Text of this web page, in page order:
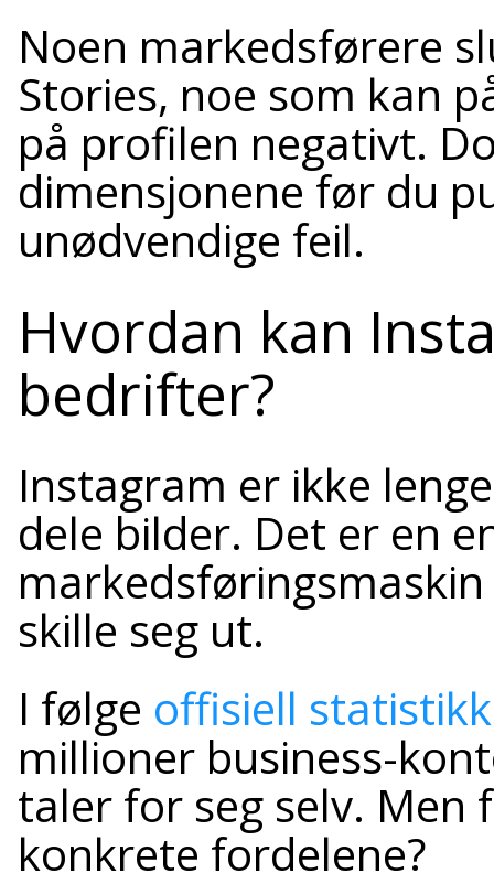
Noen markedsførere
Stories, noe som kan
på profilen negativt.
dimensjonene før du
unødvendige feil.
Hvordan kan
bedrifter?
Instagram er ikke
dele bilder. Det er en
skille seg ut.
I følge offisiell statistikk
millioner business-
taler for seg selv.
konkrete fordelene?